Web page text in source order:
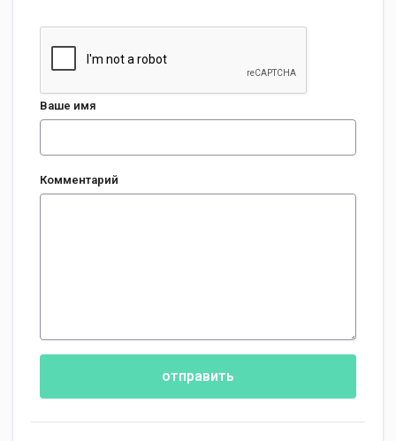
Ваше имя
Комментарий
отправить